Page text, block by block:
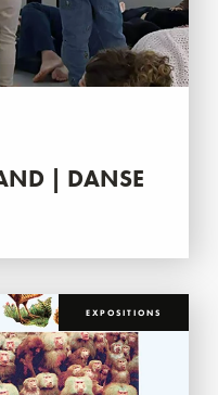
| DANSE
EXPOSITIONS